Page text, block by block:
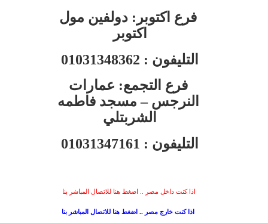
فرع اكتوبر: دولفين مول
اكتوبر
التليفون : 01031348362
فرع التجمع: عمارات
النرجس – مسجد فاطمه
الشربتلي
التليفون : 01031347161
اذا كنت داخل مصر .. اضغط هنا للاتصال المباشر بنا
اذا كنت خارج مصر .. اضغط هنا للاتصال المباشر بنا